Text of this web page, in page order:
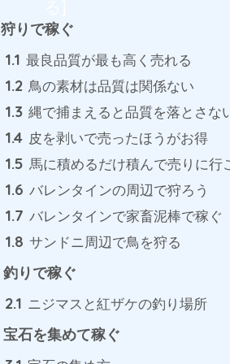
狩りで稼ぐ
1.1 最良品質が最も高く売れる
1.2 鳥の素材は品質は関係ない
1.3 縄で捕まえると品質を落とさな
1.4 皮を剥いで売ったほうがお得
1.5 馬に積めるだけ積んで売りに行
1.6 バレンタインの周辺で狩ろう
1.7 バレンタインで家畜泥棒で稼ぐ
1.8 サンドニ周辺で鳥を狩る
釣りで稼ぐ
2.1 ニジマスと紅ザケの釣り場所
宝石を集めて稼ぐ